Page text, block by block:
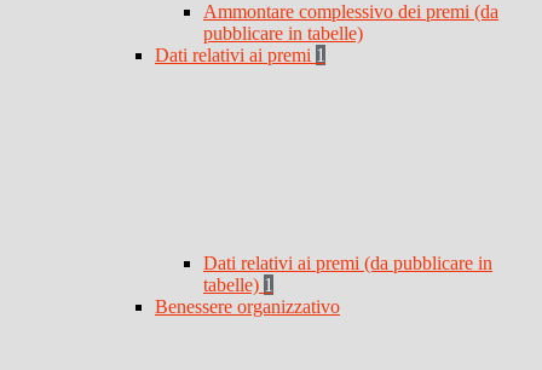
Ammontare complessivo dei premi (da
pubblicare in tabelle)
Dati relativi ai premi 1
Dati relativi ai premi (da pubblicare in
tabelle) 1
Benessere organizzativo